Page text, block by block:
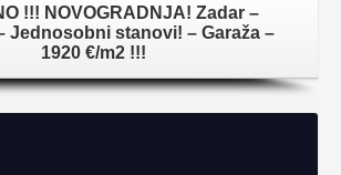
!!! NOVOGRADNJA! Zadar –
Jednosobni stanovi! – Garaža –
1920 €/m2 !!!